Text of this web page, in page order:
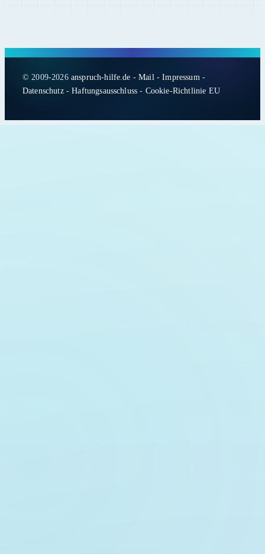
© 2009-2026 anspruch-hilfe.de -Mail-Impressum-
Datenschutz-Haftungsausschluss - Cookie-Richtlinie EU